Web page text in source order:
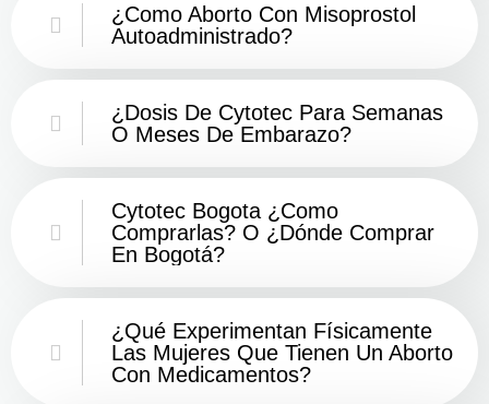
¿Como Aborto Con Misoprostol
Autoadministrado?
¿Dosis De Cytotec Para Semanas
O Meses De Embarazo?
Cytotec Bogota ¿Como
Comprarlas? O ¿Dónde Comprar
En Bogotá?
¿Qué Experimentan Físicamente
Las Mujeres Que Tienen Un Aborto
Con Medicamentos?